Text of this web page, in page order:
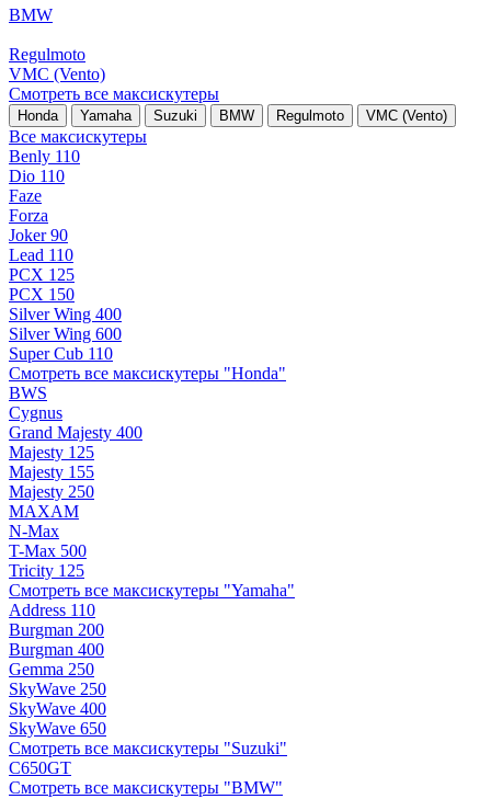
BMW
Regulmoto
VMC (Vento)
Смотреть все максискутеры
Honda Yamaha Suzuki BMW Regulmoto VMC (Vento)
Все максискутеры
Benly 110
Dio 110
Faze
Forza
Joker 90
Lead 110
PCX 125
PCX 150
Silver Wing 400
Silver Wing 600
Super Cub 110
Смотреть все максискутеры "Honda"
BWS
Cygnus
Grand Majesty 400
Majesty 125
Majesty 155
Majesty 250
MAXAM
N-Max
T-Max 500
Tricity 125
Смотреть все максискутеры "Yamaha"
Address 110
Burgman 200
Burgman 400
Gemma 250
SkyWave 250
SkyWave 400
SkyWave 650
Смотреть все максискутеры "Suzuki"
C650GT
Смотреть все максискутеры "BMW"